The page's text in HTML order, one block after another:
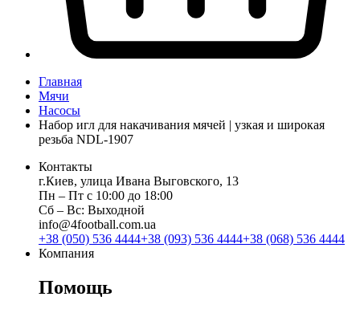
Главная
Мячи
Насосы
Набор игл для накачивания мячей | узкая и широкая
резьба NDL-1907
Контакты
г.Киев, улица Ивана Выговского, 13
Пн ‒ Пт с 10:00 до 18:00
Сб ‒ Вс: Выходной
info@4football.com.ua
+38 (050) 536 4444+38 (093) 536 4444+38 (068) 536 4444
Компания
Помощь